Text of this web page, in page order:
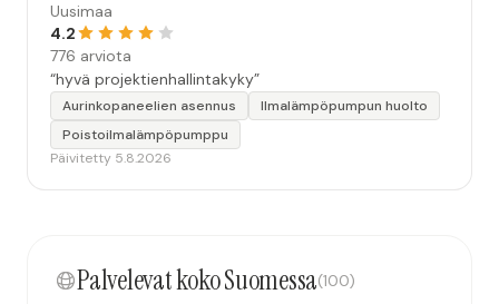
Uusimaa
4.2
776 arviota
“hyvä projektienhallintakyky”
Aurinkopaneelien asennus
Ilmalämpöpumpun huolto
Poistoilmalämpöpumppu
Päivitetty 5.8.2026
Palvelevat koko Suomessa(100)